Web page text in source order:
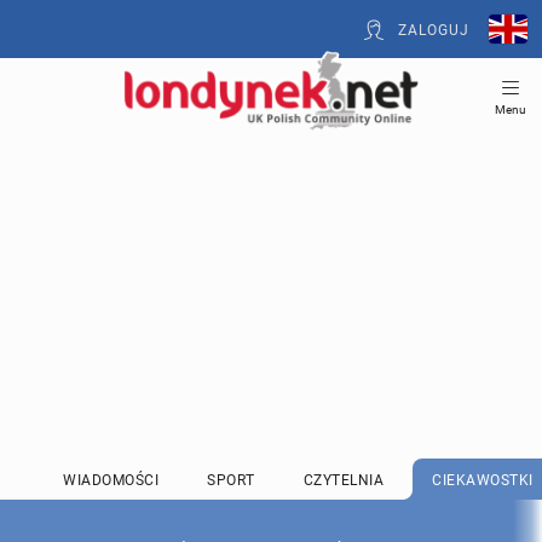
ZALOGUJ
Menu
WIADOMOŚCI SPORT CZYTELNIA CIEKAWOSTKI